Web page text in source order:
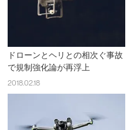
ドローンとヘリとの相次ぐ事故
で規制強化論が再浮上
2018.02.18